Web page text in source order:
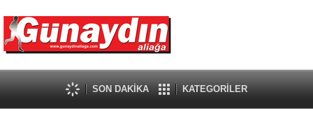
SON DAKİKA KATEGORİLER